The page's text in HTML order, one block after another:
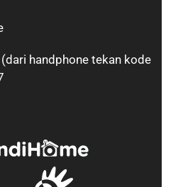
handphone tekan kode